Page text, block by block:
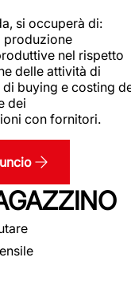
si occuperà di:
produzione
nel rispetto
delle attività di
buying e costing
dei
con fornitori.